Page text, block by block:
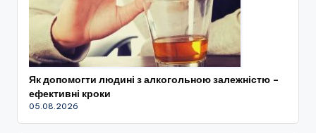
Як допомогти людині з алкогольною залежністю –
ефективні кроки
05.08.2026